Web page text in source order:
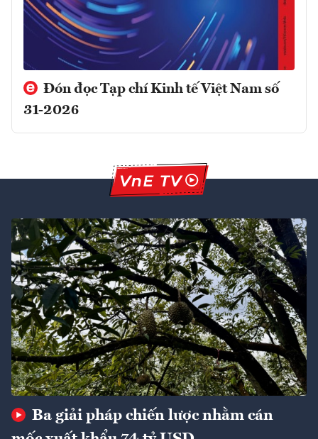
Đón đọc Tạp chí Kinh tế Việt Nam số
31-2026
Ba giải pháp chiến lược nhằm cán